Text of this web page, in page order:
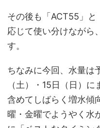
その後も「ACT55」と
応じて使い分けながら
す。
ちなみに今回、水量は
（土）・15日（日）
含めてしばらく増水傾
曜・金曜でようやく水